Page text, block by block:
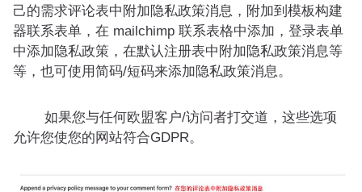
己的需求评论表中附加隐私政策消息，附加到模板构建
器联系表单，在 mailchimp 联系表格中添加，登录表单
中添加隐私政策，在默认注册表中附加隐私政策消息等
等，也可使用简码/短码来添加隐私政策消息。
如果您与任何欧盟客户/访问者打交道，这些选项
允许您使您的网站符合GDPR。